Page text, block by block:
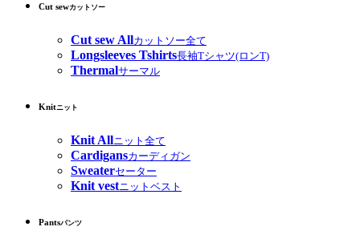
Cut sewカットソー
Cut sew Allカットソー全て
Longsleeves Tshirts長袖Tシャツ(ロンT)
Thermalサーマル
Knitニット
Knit Allニット全て
Cardigansカーディガン
Sweaterセーター
Knit vestニットベスト
Pantsパンツ